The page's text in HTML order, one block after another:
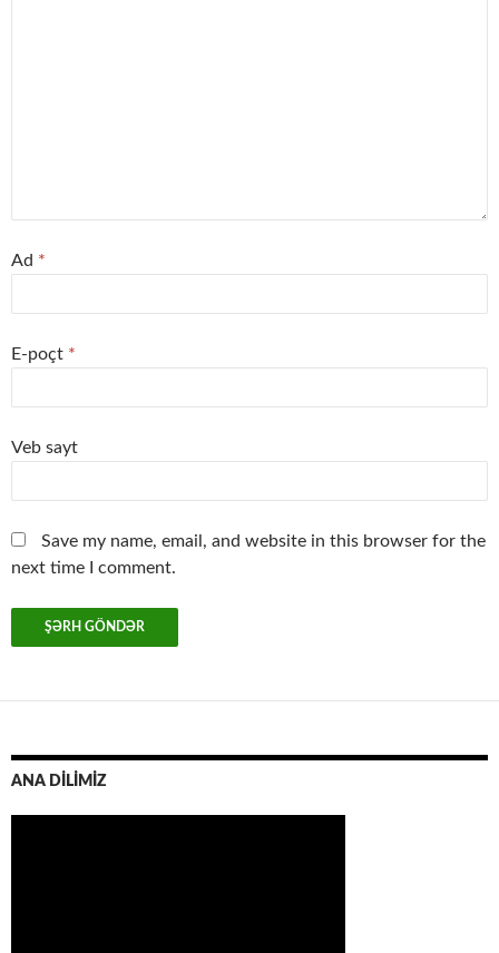
Ad *
E-poçt *
Veb sayt
Save my name, email, and website in this browser for the
next time I comment.
ANA DİLİMİZ